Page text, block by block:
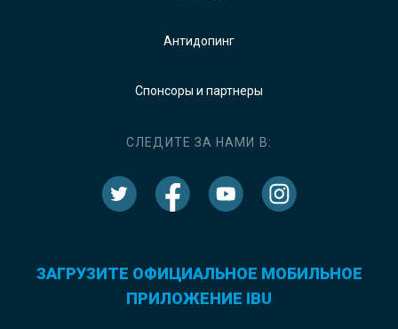
Антидопинг
Спонсоры и партнеры
СЛЕДИТЕ ЗА НАМИ В:
ЗАГРУЗИТЕ ОФИЦИАЛЬНОЕ МОБИЛЬНОЕ
ПРИЛОЖЕНИЕ IBU